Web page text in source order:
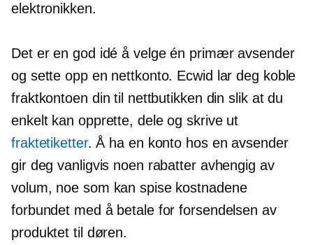
elektronikken.
Det er en god idé å velge én primær avsender
og sette opp en nettkonto. Ecwid lar deg koble
fraktkontoen din til nettbutikken din slik at du
enkelt kan opprette, dele og skrive ut
fraktetiketter. Å ha en konto hos en avsender
gir deg vanligvis noen rabatter avhengig av
volum, noe som kan spise kostnadene
forbundet med å betale for forsendelsen av
produktet til døren.